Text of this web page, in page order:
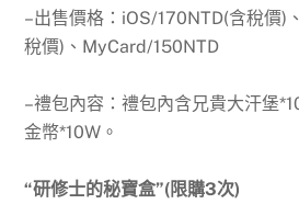
–出售價格：iOS/170NTD(含稅價)
稅價)、MyCard/150NTD
–禮包內容：禮包內含兄貴大汗堡
金幣*10W。
“研修士的秘寶盒”(限購3次)